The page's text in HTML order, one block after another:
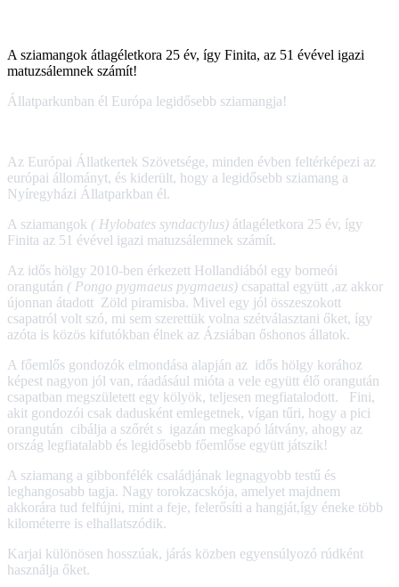
A sziamangok átlagéletkora 25 év, így Finita, az 51 évével igazi
matuzsálemnek számít!
Állatparkunban él Európa legidősebb sziamangja!
Az Európai Állatkertek Szövetsége, minden évben feltérképezi az
európai állományt, és kiderült, hogy a legidősebb sziamang a
Nyíregyházi Állatparkban él.
A sziamangok ( Hylobates syndactylus) átlagéletkora 25 év, így
Finita az 51 évével igazi matuzsálemnek számít.
Az idős hölgy 2010-ben érkezett Hollandiából egy borneói
orangután ( Pongo pygmaeus pygmaeus) csapattal együtt ,az akkor
újonnan átadott Zöld piramisba. Mivel egy jól összeszokott
csapatról volt szó, mi sem szerettük volna szétválasztani őket, így
azóta is közös kifutókban élnek az Ázsiában őshonos állatok.
A főemlős gondozók elmondása alapján az idős hölgy korához
képest nagyon jól van, ráadásául mióta a vele együtt élő orangután
csapatban megszületett egy kölyök, teljesen megfiatalodott. Fini,
akit gondozói csak dadusként emlegetnek, vígan tűri, hogy a pici
orangután cibálja a szőrét s igazán megkapó látvány, ahogy az
ország legfiatalabb és legidősebb főemlőse együtt játszik!
A sziamang a gibbonfélék családjának legnagyobb testű és
leghangosabb tagja. Nagy torokzacskója, amelyet majdnem
akkorára tud felfújni, mint a feje, felerősíti a hangját,így éneke több
kilométerre is elhallatszódik.
Karjai különösen hosszúak, járás közben egyensúlyozó rúdként
használja őket.